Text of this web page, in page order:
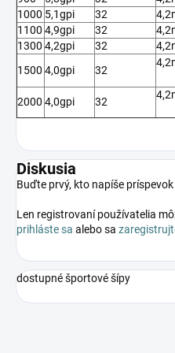
1000 5,1gpi 32
1100 4,9gpi 32
1300 4,2gpi 32
1500 4,0gpi 32
2000 4,0gpi 32
Diskusia
Buďte prvý, kto napíše
Len registrovaní používatelia
prihláste sa alebo sa
dostupné športové šípy